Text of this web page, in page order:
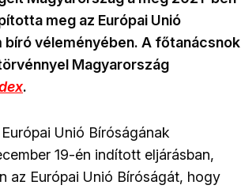
meg az Európai Unió
véleményében. A főtanácsnok
Magyarország
.
Unió Bíróságának
19-én indított eljárásban,
az Európai Unió Bíróságát, hogy